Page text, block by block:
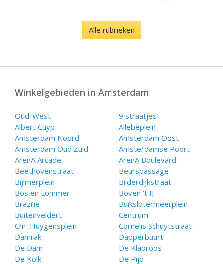
Alle rubrieken
Winkelgebieden in Amsterdam
Oud-West
9 straatjes
Albert Cuyp
Allebeplein
Amsterdam Noord
Amsterdam Oost
Amsterdam Oud Zuid
Amsterdamse Poort
ArenA Arcade
ArenA Boulevard
Beethovenstraat
Beurspassage
Bijlmerplein
Bilderdijkstraat
Bos en Lommer
Boven 't IJ
Brazilië
Buikslotermeerplein
Buitenveldert
Centrum
Chr. Huygensplein
Cornelis Schuytstraat
Damrak
Dapperbuurt
De Dam
De Klaproos
De Kolk
De Pijp